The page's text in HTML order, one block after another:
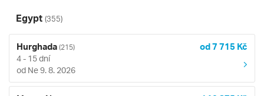
Egypt (355)
Hurghada (215) od 7 715 Kč
4 - 15 dní
od Ne 9. 8. 2026